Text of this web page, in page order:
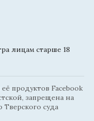
лицам старше 18
продуктов Facebook
запрещена на
суда